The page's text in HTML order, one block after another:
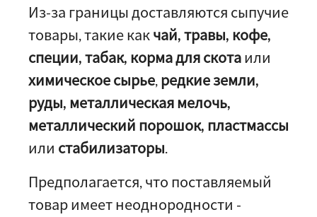
Из-за границы доставляются сыпучие
товары, такие как чай, травы, кофе,
специи, табак, корма для скота или
химическое сырье редкие земли,
руды, металлическая мелочь,
металлический порошок, пластмассы
или стабилизаторы
Предполагается, что поставляемый
товар имеет неоднородности -